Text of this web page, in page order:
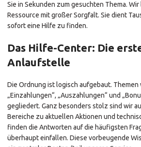
Sie in Sekunden zum gesuchten Thema.
Ressource mit großer Sorgfalt. Sie dient
sofort eine Hilfe zu finden.
Das Hilfe-Center: Die
Anlaufstelle
Die Ordnung ist logisch aufgebaut. Themen
„Einzahlungen“, „Auszahlungen“ und
gegliedert. Ganz besonders stolz sind wir
Bereiche zu aktuellen Aktionen und
finden die Antworten auf die häufigsten
überhaupt einfallen. Diese vorbeugende